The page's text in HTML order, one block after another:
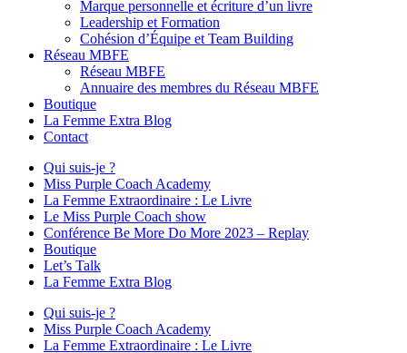
Marque personnelle et écriture d’un livre
Leadership et Formation
Cohésion d’Équipe et Team Building
Réseau MBFE
Réseau MBFE
Annuaire des membres du Réseau MBFE
Boutique
La Femme Extra Blog
Contact
Qui suis-je ?
Miss Purple Coach Academy
La Femme Extraordinaire : Le Livre
Le Miss Purple Coach show
Conférence Be More Do More 2023 – Replay
Boutique
Let’s Talk
La Femme Extra Blog
Qui suis-je ?
Miss Purple Coach Academy
La Femme Extraordinaire : Le Livre